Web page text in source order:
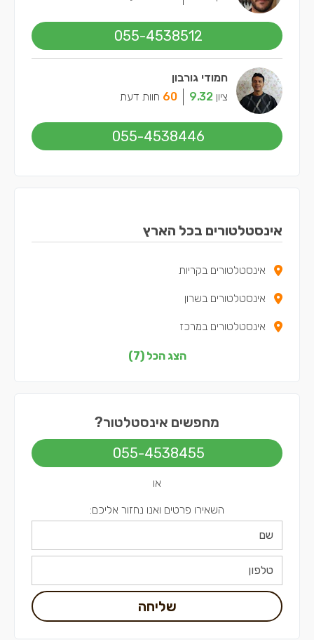
055-4538512
חמודי גורבון
ציון 9.32
60 חוות דעת
055-4538446
אינסטלטורים בכל הארץ
אינסטלטורים בקריות
אינסטלטורים בשרון
אינסטלטורים במרכז
אינסטלטורים בדרום
אינסטלטורים בשפלה
אינסטלטורים בתל אביב
הצג הכל (7)
מחפשים אינסטלטור?
055-4538455
או
השאירו פרטים ואנו נחזור אליכם:
שליחה